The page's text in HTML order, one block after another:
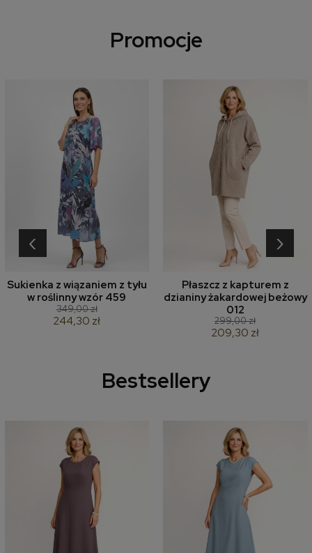
Promocje
Sukienka z wiązaniem z tyłu
w roślinny wzór 459
349,00 zł
244,30 zł
Płaszcz z kapturem z
dzianiny żakardowej beżowy
012
299,00 zł
209,30 zł
‹ ›
Bestsellery